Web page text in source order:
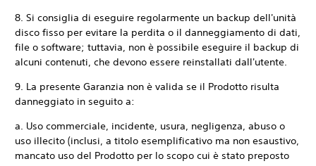
8. Si consiglia di eseguire regolarmente un backup dell'unità
disco fisso per evitare la perdita o il danneggiamento di dati,
file o software; tuttavia, non è possibile eseguire il backup di
alcuni contenuti, che devono essere reinstallati dall'utente.
9. La presente Garanzia non è valida se il Prodotto risulta
danneggiato in seguito a:
a. Uso commerciale, incidente, usura, negligenza, abuso o
uso illecito (inclusi, a titolo esemplificativo ma non esaustivo,
mancato uso del Prodotto per lo scopo cui è stato preposto